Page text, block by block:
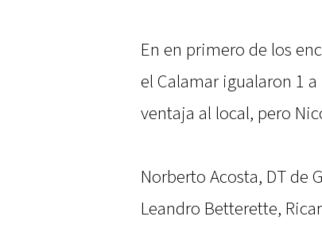
En en primero de los
el Calamar igualaron 1
ventaja al local, pero
Norberto Acosta, DT de
Leandro Betterette,